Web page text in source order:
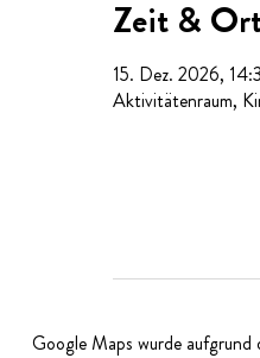
Zeit &
15. Dez. 2026,
Aktivitätenraum,
Google Maps wurde